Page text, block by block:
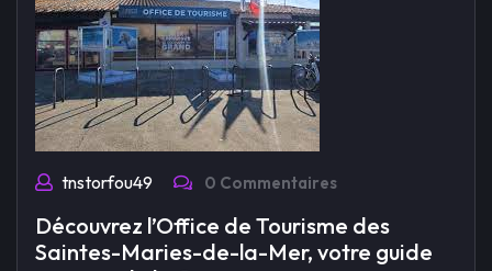
tnstorfou49 0 Commentaires
Découvrez l’Office de Tourisme des
Saintes-Maries-de-la-Mer, votre guide